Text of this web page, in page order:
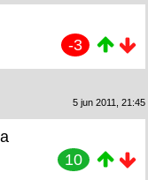
-3
5 jun 2011, 21:45
10